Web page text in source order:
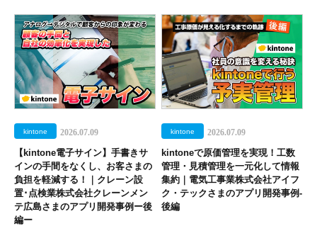
kintone 2026.07.09
【kintone電子サイン】手書きサ
インの手間をなくし、お客さまの
負担を軽減する！｜クレーン設
置･点検業株式会社クレーンメン
テ広島さまのアプリ開発事例ー後
編ー
kintone 2026.07.09
kintoneで原価管理を実現！工数
管理・見積管理を一元化して情報
集約｜電気工事業株式会社アイフ
ク・テックさまのアプリ開発事例-
後編